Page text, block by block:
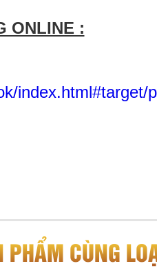
ONLINE :
index.html#target/
PHẨM CÙNG